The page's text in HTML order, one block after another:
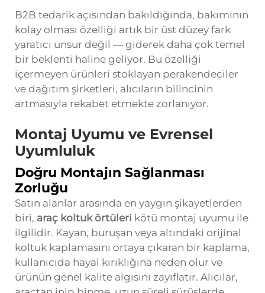
B2B tedarik açısından bakıldığında, bakımının
kolay olması özelliği artık bir üst düzey fark
yaratıcı unsur değil — giderek daha çok temel
bir beklenti haline geliyor. Bu özelliği
içermeyen ürünleri stoklayan perakendeciler
ve dağıtım şirketleri, alıcıların bilincinin
artmasıyla rekabet etmekte zorlanıyor.
Montaj Uyumu ve Evrensel
Uyumluluk
Doğru Montajın Sağlanması
Zorluğu
Satın alanlar arasında en yaygın şikayetlerden
biri, araç koltuk örtüleri kötü montaj uyumu ile
ilgilidir. Kayan, buruşan veya altındaki orijinal
koltuk kaplamasını ortaya çıkaran bir kaplama,
kullanıcıda hayal kırıklığına neden olur ve
ürünün genel kalite algısını zayıflatır. Alıcılar,